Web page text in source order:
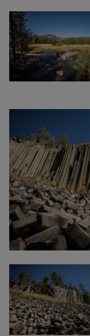
h
f
o